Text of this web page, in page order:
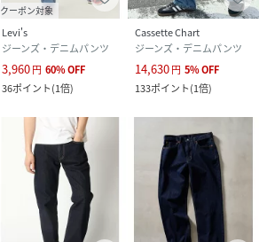
クーポン対象
Levi's
ジーンズ・デニムパンツ
3,960円 60%OFF
36ポイント(1倍)
Cassette Chart
ジーンズ・デニムパンツ
14,630円 5%OFF
133ポイント(1倍)